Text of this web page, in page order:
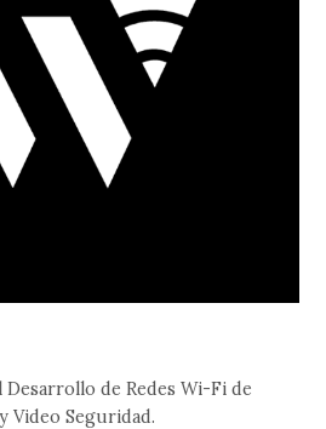
Desarrollo de Redes Wi-Fi de
Video Seguridad.